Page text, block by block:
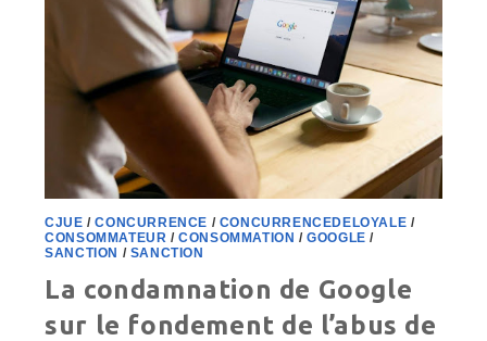
CJUE /CONCURRENCE / CONCURRENCEDELOYALE /
CONSOMMATEUR /CONSOMMATION /GOOGLE /
SANCTION / SANCTION
La condamnation de Google
sur le fondement de l’abus de